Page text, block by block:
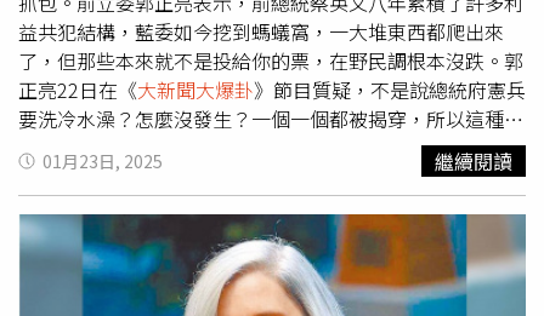
畫，可以按照原本的計畫或去年的執行金額繼續進行，不能
超出範圍，而手語翻譯就是既有的計畫，可以按照去年執行
的金額繼續進行，2024年的手語翻譯服務也是71萬，這項
服務一直都存在，「那是誰在公然造謠唬爛呢？」國民黨台
北市議員柳采葳23日在《
》表示，跟大家打個
預防針，3、4月的時候民進黨會玩一個預算通通都被藍白
刪，所以窒礙難行的遊戲，民進黨一定會啟動一個「藍白預
算釀的禍」的遊戲，事實上就是因為他們想要癱瘓國家，他
們刻意癱瘓國家，然後說是因為藍白亂刪預算、預算癱瘓國
家的。柳采葳說，「他們刻意想要政治操作，但是他們什麼
益共犯結構，藍委如今挖到螞蟻窩，一大堆東西都爬出來
了，但那些本來就不是投給你的票，在野民調根本沒跌。郭
正亮22日在《大新聞大爆卦》節目質疑，不是說總統府憲兵
要洗冷水澡？怎麼沒發生？一個一個都被揭穿，所以這種東
西真的不用擔心。為什麼會看到鋪天蓋地的文宣？郭以前跟
徐巧芯就討論過這個問題，她每天網路都搞到半夜兩三點，
她說：這個我們還是沒有網路公關公司厲害，他一出口就幾
百個！你怎麼跟他玩？所以要理解為：這是網路公關公司的
最後演出！他如果不努力一點，明年還有錢嗎？ 郭正亮直
言，這個都是切身利益！侯漢廷都爆料了，導演本身就捐錢
01月23日, 2025 繼續閱讀